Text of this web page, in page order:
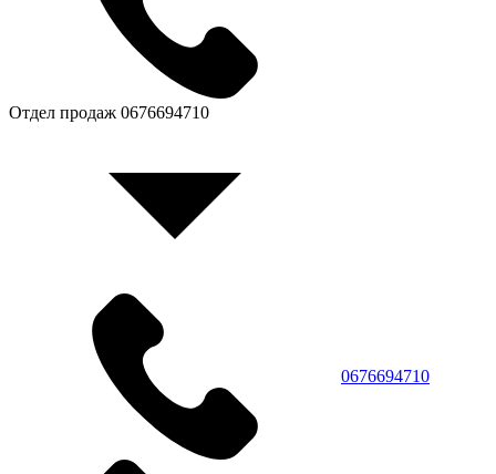
Отдел продаж 0676694710
0676694710